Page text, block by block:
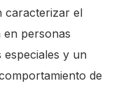
caracterizar el
en personas
y un
de